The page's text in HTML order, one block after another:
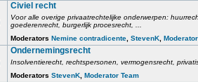
Civiel recht
Voor alle overige privaatrechtelijke onderwerpen:
goederenrecht, burgerlijk procesrecht, ...
Moderators Nemine contradicente StevenK
Ondernemingsrecht
Insolventierecht, rechtspersonen, vermogensrecht,
Moderators StevenK Moderator Team